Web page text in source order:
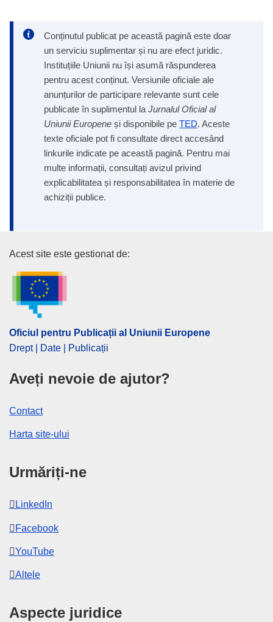
Conținutul publicat pe această pagină este doar
un serviciu suplimentar și nu are efect juridic.
Instituțiile Uniunii nu își asumă răspunderea
pentru acest conținut. Versiunile oficiale ale
anunțurilor de participare relevante sunt cele
publicate în suplimentul la Jurnalul Oficial al
Uniunii Europene și disponibile pe TED. Aceste
texte oficiale pot fi consultate direct accesând
linkurile indicate pe această pagină. Pentru mai
multe informații, consultați avizul privind
explicabilitatea și responsabilitatea în materie de
achiziții publice.
Oficiul pentru Publicații al
Acest site este gestionat de:
Oficiul pentru Publicații al Uniunii Europene
Drept | Date | Publicații
Aveți nevoie de ajutor?
Contact
Harta site-ului
Urmăriți-ne
LinkedIn
Facebook
YouTube
Altele
Aspecte juridice